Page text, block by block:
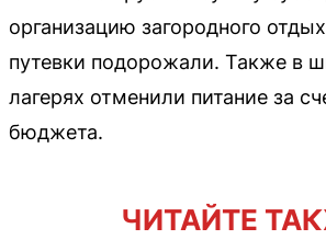
организацию загородного
путевки подорожали. Также в
лагерях отменили питание за
бюджета.
ЧИТАЙТЕ